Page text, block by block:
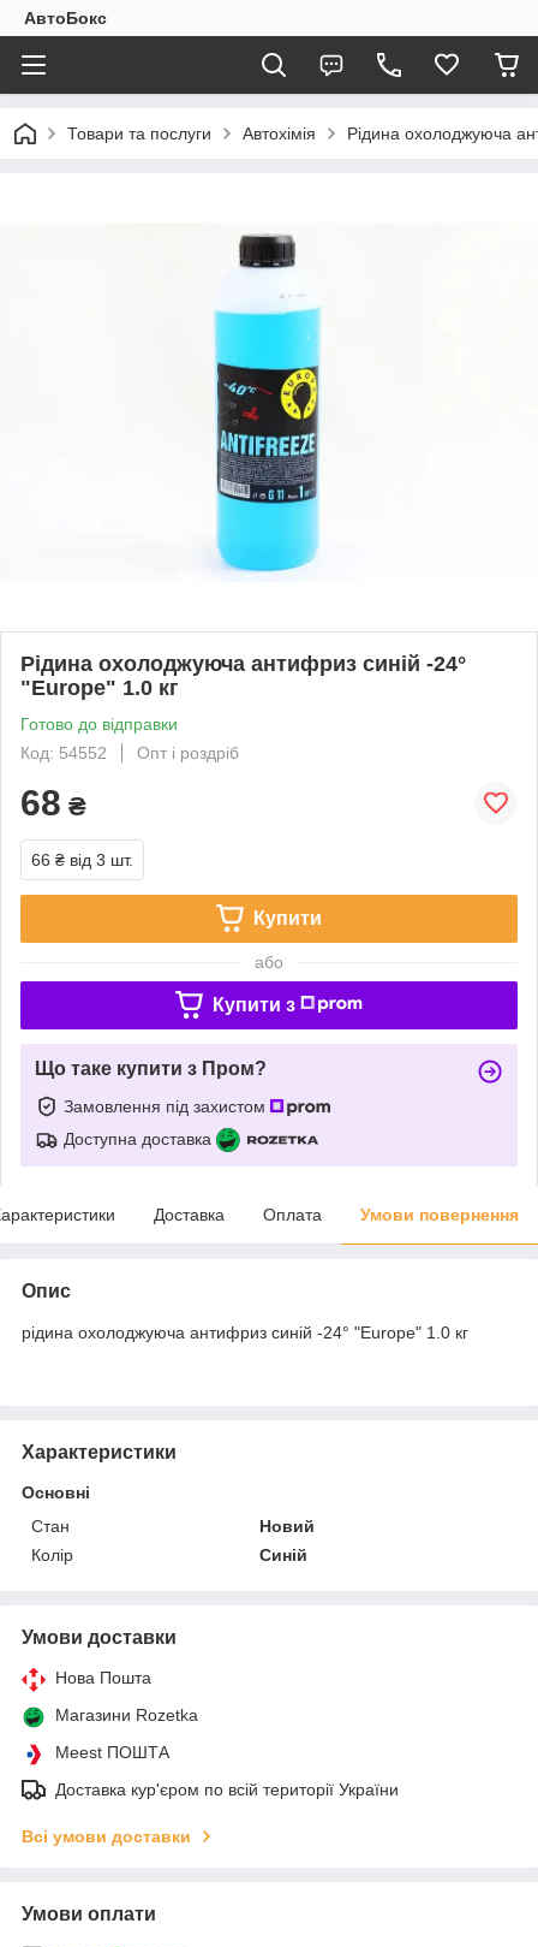
АвтоБокс
Товари та послуги Автохімія Рідина охолоджуюча
Рідина охолоджуюча антифриз синій -24°
"Europe" 1.0 кг
Готово до відправки
Код: 54552
Опт і роздріб
68 ₴
66 ₴ від 3 шт.
Купити
або
Купити з
Що таке купити з Пром?
Замовлення під захистом
Доступна доставка
Доставка Оплата Умови повернення
Опис
рідина охолоджуюча антифриз синій -24° "Europe" 1.0 кг
Характеристики
Основні
Стан
Новий
Колір
Синій
Умови доставки
Нова Пошта
Магазини Rozetka
Meest ПОШТА
Доставка кур'єром по всій території України
Всі умови доставки
Умови оплати